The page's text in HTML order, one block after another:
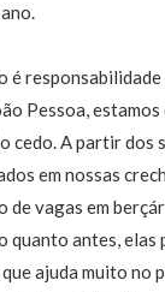
é
Pessoa,
cedo. A partir dos
em nossas
de vagas em
quanto antes, elas
ajuda muito no